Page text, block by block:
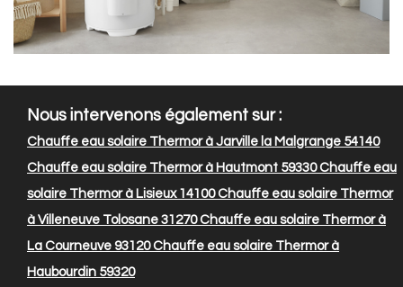
Nous intervenons également sur :
Chauffe eau solaire Thermor à Jarville la Malgrange 54140
Chauffe eau solaire Thermor à Hautmont 59330Chauffe eau
solaire Thermor à Lisieux 14100Chauffe eau solaire Thermor
à Villeneuve Tolosane 31270Chauffe eau solaire Thermor à
La Courneuve 93120Chauffe eau solaire Thermor à
Haubourdin 59320